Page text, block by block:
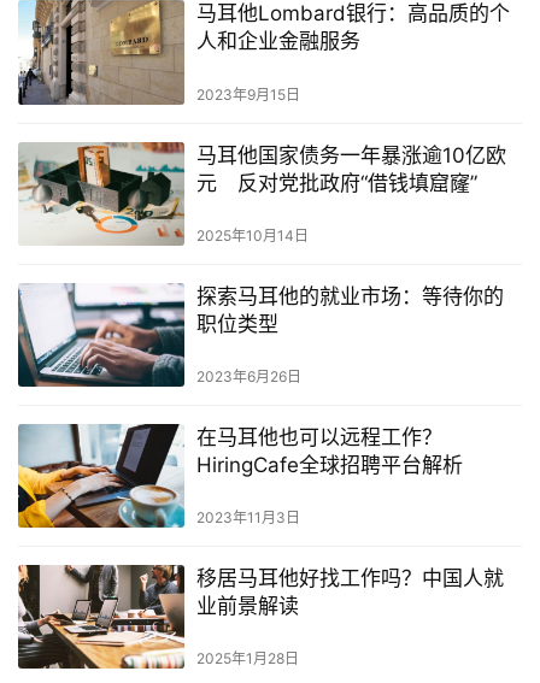
马耳他Lombard银行：高品质的个
人和企业金融服务
2023年9月15日
马耳他国家债务一年暴涨逾10亿欧
元 反对党批政府“借钱填窟窿”
2025年10月14日
探索马耳他的就业市场：等待你的
职位类型
2023年6月26日
在马耳他也可以远程工作？
HiringCafe全球招聘平台解析
2023年11月3日
移居马耳他好找工作吗？中国人就
业前景解读
2025年1月28日